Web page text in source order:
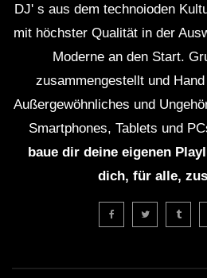
DJ' s aus dem technoioden
mit höchster Qualität in der
Moderne an den Start.
zusammengestellt und
Außergewöhnliches und
Smartphones, Tablets und
baue dir deine eigenen
dich, für alle,